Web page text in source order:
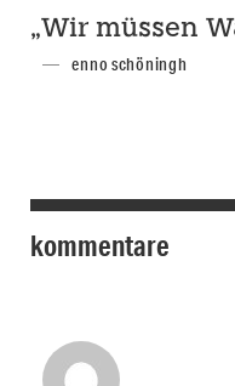
„Wir müssen
enno schöningh
kommentare